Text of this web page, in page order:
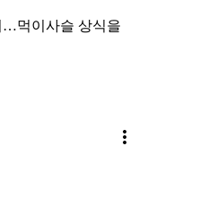
…먹이사슬 상식을
more_vert